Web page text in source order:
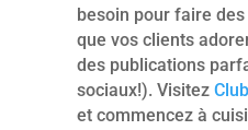
besoin pour faire
que vos clients
des publications
sociaux!). Visitez
et commencez à